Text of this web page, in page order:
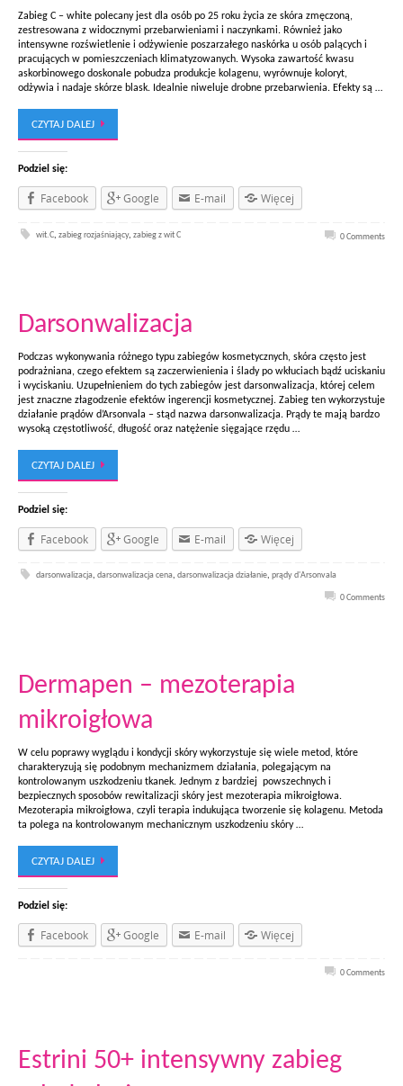
Zabieg C – white polecany jest dla osób po 25 roku życia ze skóra zmęczoną,
zestresowana z widocznymi przebarwieniami i naczynkami. Również jako
intensywne rozświetlenie i odżywienie poszarzałego naskórka u osób palących i
pracujących w pomieszczeniach klimatyzowanych. Wysoka zawartość kwasu
askorbinowego doskonale pobudza produkcje kolagenu, wyrównuje koloryt,
odżywia i nadaje skórze blask. Idealnie niweluje drobne przebarwienia. Efekty są …
CZYTAJ DALEJ
Podziel się:
Facebook Google E-mail Więcej
wit.C,zabieg rozjaśniający,zabieg z wit C 0 Comments
Darsonwalizacja
Podczas wykonywania różnego typu zabiegów kosmetycznych, skóra często jest
podrażniana, czego efektem są zaczerwienienia i ślady po wkłuciach bądź uciskaniu
i wyciskaniu. Uzupełnieniem do tych zabiegów jest darsonwalizacja, której celem
jest znaczne złagodzenie efektów ingerencji kosmetycznej. Zabieg ten wykorzystuje
działanie prądów d’Arsonvala – stąd nazwa darsonwalizacja. Prądy te mają bardzo
wysoką częstotliwość, długość oraz natężenie sięgające rzędu …
CZYTAJ DALEJ
Podziel się:
Facebook Google E-mail Więcej
darsonwalizacja,darsonwalizacja cena,darsonwalizacja działanie,prądy d'Arsonvala
0 Comments
Dermapen – mezoterapia
mikroigłowa
W celu poprawy wyglądu i kondycji skóry wykorzystuje się wiele metod, które
charakteryzują się podobnym mechanizmem działania, polegającym na
kontrolowanym uszkodzeniu tkanek. Jednym z bardziej powszechnych i
bezpiecznych sposobów rewitalizacji skóry jest mezoterapia mikroigłowa.
Mezoterapia mikroigłowa, czyli terapia indukująca tworzenie się kolagenu. Metoda
ta polega na kontrolowanym mechanicznym uszkodzeniu skóry …
CZYTAJ DALEJ
Podziel się:
Facebook Google E-mail Więcej
0 Comments
Estrini 50+ intensywny zabieg